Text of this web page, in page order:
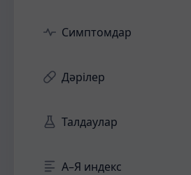
Симптомдар
Дәрілер
Талдаулар
А–Я индекс